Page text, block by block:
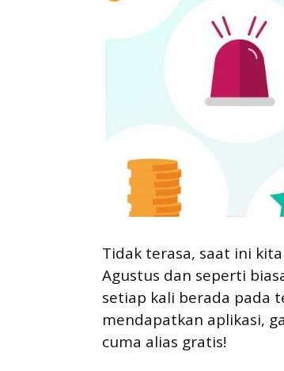
Tidak terasa, saat ini
Agustus dan seperti
setiap kali berada pada
mendapatkan aplikasi,
cuma alias gratis!